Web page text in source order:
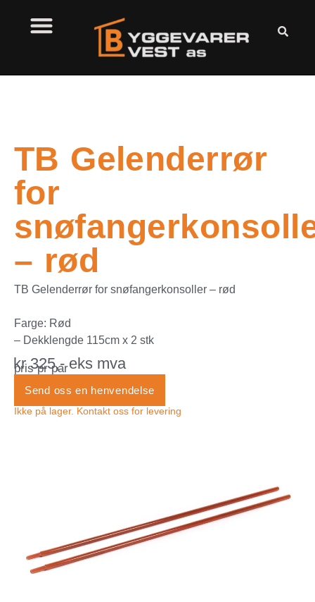
TB Gelenderrør
for
– rød
TB Gelenderrør for snøfangerkonsoller – rød
Farge: Rød
– Dekklengde 115cm x 2 stk
kr 325,- eks mva
pris pr par
Send oss en henvendelse
Ikke på lager. Kontakt oss for levering